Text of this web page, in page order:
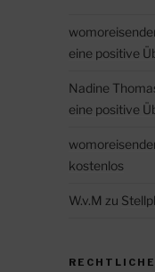
eine positive
Nadine
eine positive
kostenlos
W.v.M zu